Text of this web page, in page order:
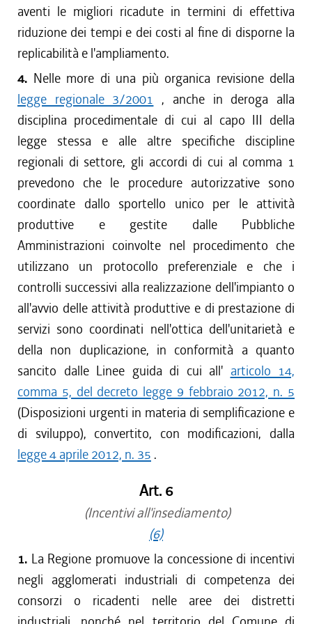
aventi le migliori ricadute in termini di effettiva
riduzione dei tempi e dei costi al fine di disporne la
replicabilità e l'ampliamento.
4. Nelle more di una più organica revisione della
legge regionale 3/2001 , anche in deroga alla
disciplina procedimentale di cui al capo III della
legge stessa e alle altre specifiche discipline
regionali di settore, gli accordi di cui al comma 1
prevedono che le procedure autorizzative sono
coordinate dallo sportello unico per le attività
produttive e gestite dalle Pubbliche
Amministrazioni coinvolte nel procedimento che
utilizzano un protocollo preferenziale e che i
controlli successivi alla realizzazione dell'impianto o
all'avvio delle attività produttive e di prestazione di
servizi sono coordinati nell'ottica dell'unitarietà e
della non duplicazione, in conformità a quanto
sancito dalle Linee guida di cui all' articolo 14,
comma 5, del decreto legge 9 febbraio 2012, n. 5
(Disposizioni urgenti in materia di semplificazione e
di sviluppo), convertito, con modificazioni, dalla
legge 4 aprile 2012, n. 35 .
Art. 6
(Incentivi all'insediamento)
(6)
1. La Regione promuove la concessione di incentivi
negli agglomerati industriali di competenza dei
consorzi o ricadenti nelle aree dei distretti